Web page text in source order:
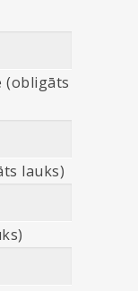
(obligāts
lauks)